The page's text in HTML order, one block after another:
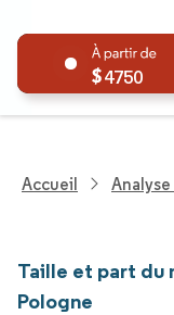
4750
Accueil
Taille et part du
Pologne